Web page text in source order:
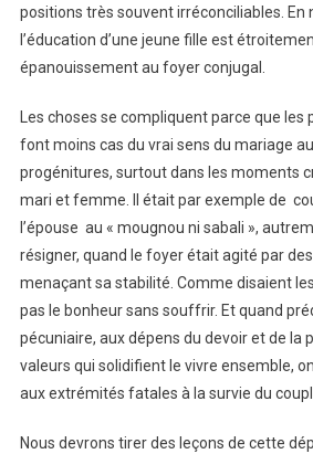
positions très souvent irréconciliables. En
l’éducation d’une jeune fille est
épanouissement au foyer conjugal.
Les choses se compliquent parce que les
font moins cas du vrai sens du mariage
progénitures, surtout dans les moments
mari et femme. Il était par exemple de
l’épouse au « mougnou ni sabali »,
résigner, quand le foyer était agité par
menaçant sa stabilité. Comme disaient
pas le bonheur sans souffrir. Et quand
pécuniaire, aux dépens du devoir et de la
valeurs qui solidifient le vivre ensemble,
aux extrémités fatales à la survie du
Nous devrons tirer des leçons de cette